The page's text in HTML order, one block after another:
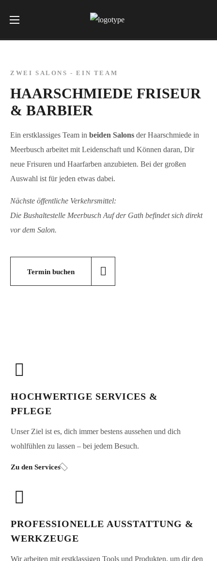
ZWEI SALONS - EIN TEAM
HAARSCHMIEDE FRISEUR
& BARBIER
Ein erstklassiges Team in beiden Salonsder Haarschmiede in
Meerbusch arbeitet mit Leidenschaft und Können daran, Dir
neue Frisuren und Haarfarben anzubieten. Bei der großen
Auswahl ist für jeden etwas dabei.
Nächste öffentliche Verkehrsmittel:
Die Bushaltestelle Meerbusch Auf der Gath befindet sich direkt
vor dem Salon.
Termin buchen
HOCHWERTIGE SERVICES &
PFLEGE
Unser Ziel ist es, dich immer bestens aussehen und dich
wohlfühlen zu lassen – bei jedem Besuch.
Zu den Services
PROFESSIONELLE AUSSTATTUNG &
WERKZEUGE
Wir arbeiten mit erstklassigen Tools und Produkten, um dir den